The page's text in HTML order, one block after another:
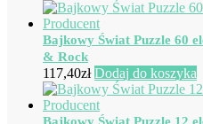
Bajkowy Świat Puzzle 60
& Rock
117,40zł Dodaj do koszyka